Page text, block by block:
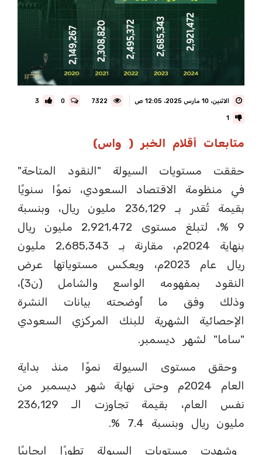
الاثنين، 10 مارس 2025، 12:05 ص 0
3
1
متابعات أقلام الخبر ( واس)
حققت مستويات السيولة "النقود المتاحة"
في منظومة الاقتصاد السعودي، نموًا سنويًا
بقيمة تُقدر بـ 236,129 مليون ريال، وبنسبة
9 %، لتبلغ مستوى 2,921,472 مليون ريال
بنهاية 2024م، مقارنة بـ 2,685,343 مليون
ريال عام 2023م، ويعكس مستوياتها عرض
النقود بمفهومه الواسع والشامل (ن3)،
وذلك وفق ما أوضحته بيانات النشرة
الإحصائية الشهرية للبنك المركزي السعودي
"ساما" لشهر ديسمبر.
وحقق مستوى السيولة نموًا منذ بداية
العام 2024م وحتى نهاية شهر ديسمبر من
نفس العام، بقيمة تجاوزت الـ 236,129
مليون ريال وبنسبة 7.4 %.
وشهدت مستويات السيولة تطورًا إيجابيًا